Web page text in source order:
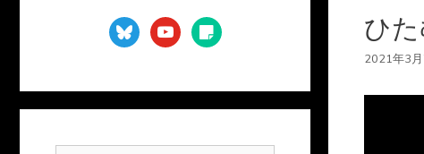
ひ
2021年3月
blueskyyoutubesticky-
note